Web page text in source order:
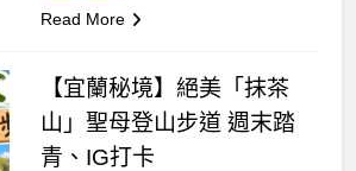
Read More
【宜蘭秘境】絕美「抹茶
山」聖母登山步道 週末踏
青、IG打卡